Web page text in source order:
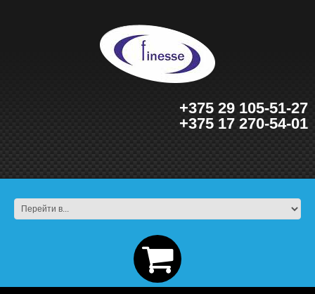
+375 29 105-51-27
+375 17 270-54-01